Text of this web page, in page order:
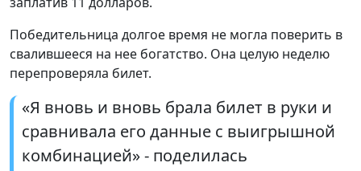
Победительница долгое время не могла поверить в
свалившееся на нее богатство. Она целую неделю
перепроверяла билет.
«Я вновь и вновь брала билет в руки и
сравнивала его данные с выигрышной
комбинацией» - поделилась